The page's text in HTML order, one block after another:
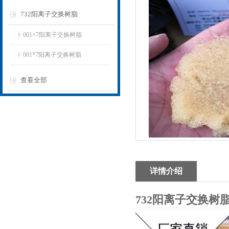
732阳离子交换树脂
001×7阳离子交换树脂
001*7阳离子交换树脂
查看全部
详情介绍
732阳离子交换树